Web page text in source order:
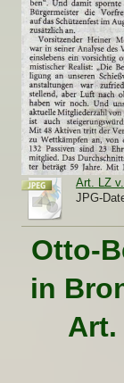
Art. LZ
JPG-
Otto-
in
Art.